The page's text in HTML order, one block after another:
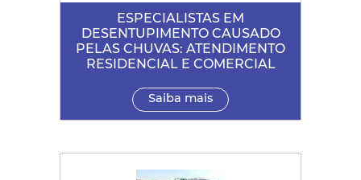
ESPECIALISTAS EM
DESENTUPIMENTO CAUSADO
PELAS CHUVAS: ATENDIMENTO
RESIDENCIAL E COMERCIAL
Saiba mais